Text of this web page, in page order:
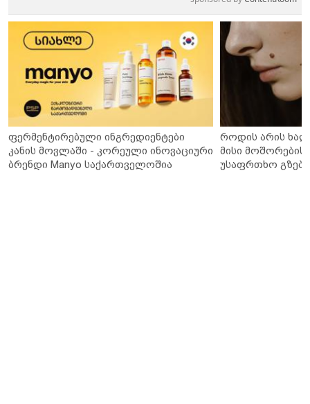
ფერმენტირებული ინგრედიენტები
კანის მოვლაში - კორეული ინოვაციური
ბრენდი Manyo საქართველოშია
როდის არის
მისი მოშორების
უსაფრთხო გზები